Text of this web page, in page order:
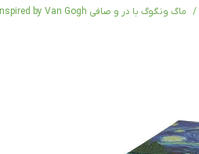
ماگ ونگوگ با در و صافی Mug barrel with tea infuser STARRY NIGHT inspired by Van Gogh